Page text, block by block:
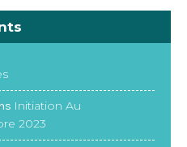
Initiation Au
2023